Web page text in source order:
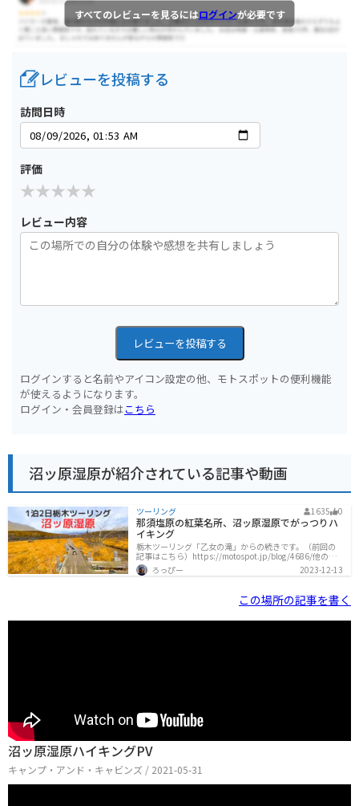
すべてのレビューを見るにはログインが必要です
レビューを投稿する
訪問日時
評価
レビュー内容
レビューを投稿する
ログインすると名前やアイコン設定の他、モトスポットの便利機能
が使えるようになります。
ログイン・会員登録はこちら
沼ッ原湿原が紹介されている記事や動画
ツーリング 1635 0
那須塩原の紅葉名所、沼ッ原湿原でがっつりハ
イキング
栃木ツーリング「乙女の滝」からの続きです。（前回の
記事はこちら）https://motospot.jp/blog/4686/他の記
事は以下のリンクから辿れます。今回のツーリングルー
ト大谷資料館宇都宮餃子さつきもみじ谷大吊橋源三窟道
こから二日目）殺生石温泉神社南ケ丘牧場乙女の滝沼ッ
原湿原（この記事）那珂川清流鉄道竜門の滝安住神社
きます。沼ッ原湿原の駐車場20分ほど山道を登り、沼ッ
ろっぴー 2023-12-13
この場所の記事を書く
沼ッ原湿原ハイキングPV
キャンプ・アンド・キャビンズ / 2021-05-31